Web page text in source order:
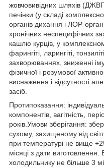
жовчовивідних шляхів
печінки (у складі
органів дихання і ЛОР-
хронічних неспецифічних
кашлю курців, у
фарингіті, ларингіті,
захворюваннях, зниженні
фізичної і розумової
виснаження і відсутності
засіб.
Протипоказання:
компонентів, вагітність,
років.Умови зберігання:
сухому, захищеному від
при температурі не вище
місяці з дати виготовлення.
холодильнику не більше 3